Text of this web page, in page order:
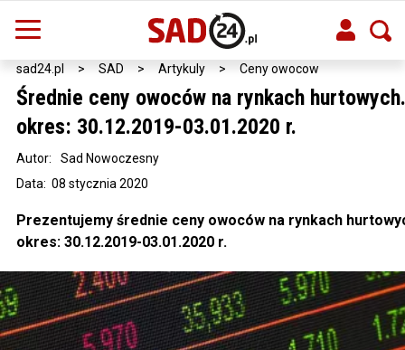
sad24.pl > SAD > Artykuly > Ceny owocow
Średnie ceny owoców na rynkach
okres: 30.12.2019-03.01.2020 r.
Data: 08 stycznia 2020
Autor: Sad Nowoczesny
Prezentujemy średnie ceny owoców na rynkach
okres: 30.12.2019-03.01.2020 r.